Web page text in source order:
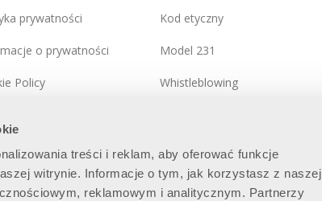
treści i reklam, aby oferować funkcje
witrynie. Informacje o tym, jak korzystasz z naszej
reklamowym i analitycznym. Partnerzy
prywatności
o prywatności
Policy
witryny
Kod etyczny
Model 231
Whistleblowing